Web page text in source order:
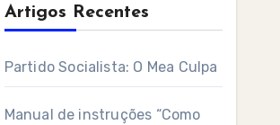
Artigos Recentes
Partido Socialista: O Mea Culpa
Manual de instruções “Como